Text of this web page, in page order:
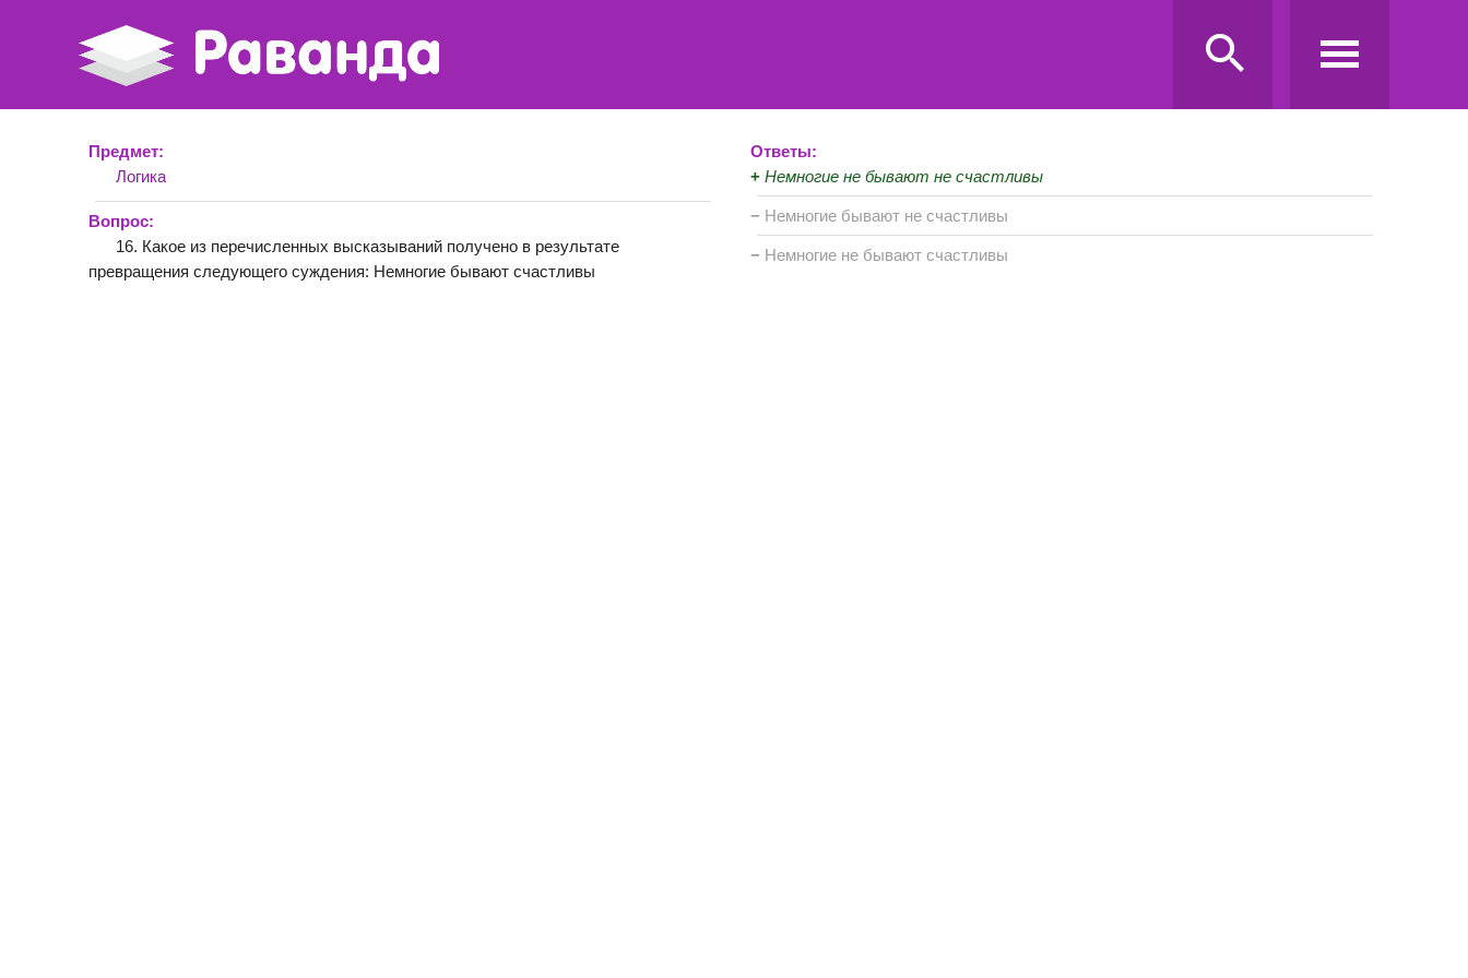
Предмет:
Логика
Вопрос:
16. Какое из перечисленных высказываний получено в результате
превращения следующего суждения: Немногие бывают счастливы
Ответы:
+ Немногие не бывают не счастливы
− Немногие бывают не счастливы
− Немногие не бывают счастливы